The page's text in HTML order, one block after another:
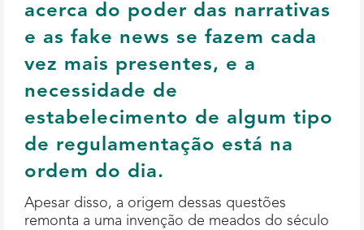
acerca do poder das narrativas
e as fake news se fazem cada
vez mais presentes, e a
necessidade de
estabelecimento de algum tipo
de regulamentação está na
ordem do dia.
Apesar disso, a origem dessas questões
remonta a uma invenção de meados do século